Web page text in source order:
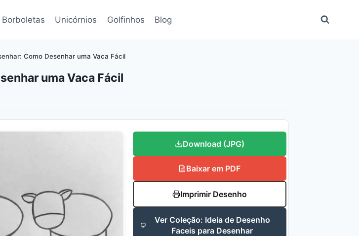
Borboletas Unicórnios Golfinhos Blog
Como Desenhar uma Vaca Fácil
uma Vaca Fácil
Download (JPG)
Baixar em PDF
Imprimir Desenho
Ver Coleção: Ideia de Desenho
Faceis para Desenhar